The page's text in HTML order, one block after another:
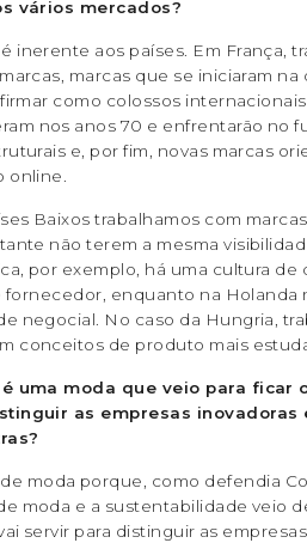
vários mercados?
inerente aos países. Em França,
marcas que se iniciaram na
como colossos
nos anos 70 e enfrentarão no
e, por fim, novas marcas
online.
Baixos trabalhamos com
não terem a mesma
por exemplo, há uma cultura de
enquanto na Holanda
negocial. No caso da Hungria,
conceitos de produto mais
uma moda que veio para ficar
as empresas inovadoras
moda porque, como defendia
moda e a sustentabilidade veio
servir para distinguir as